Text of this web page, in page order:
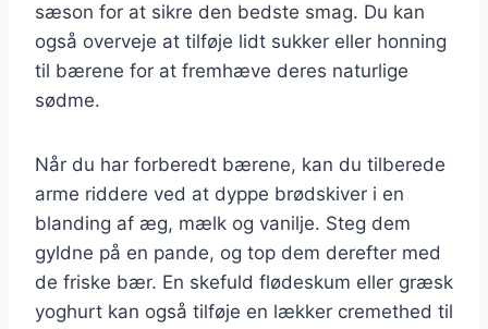
sæson for at sikre den bedste smag. Du kan
også overveje at tilføje lidt sukker eller honning
til bærene for at fremhæve deres naturlige
sødme.
Når du har forberedt bærene, kan du tilberede
arme riddere ved at dyppe brødskiver i en
blanding af æg, mælk og vanilje. Steg dem
gyldne på en pande, og top dem derefter med
de friske bær. En skefuld flødeskum eller græsk
yoghurt kan også tilføje en lækker cremethed til